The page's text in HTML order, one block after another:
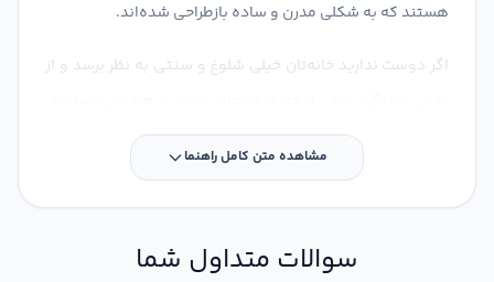
هستند که به شکلی مدرن و ساده بازطراحی شده‌اند.
اگر دوست ندارید خانه‌تان خیلی شلوغ و سنتی به نظر برسد و از
کالکشن فرش‌های نئوکلاسیک جامه فرش دقیقاً برای سلیقه
شما طراحی شده است.
مشاهده متن کامل راهنما
سوالات متداول شما